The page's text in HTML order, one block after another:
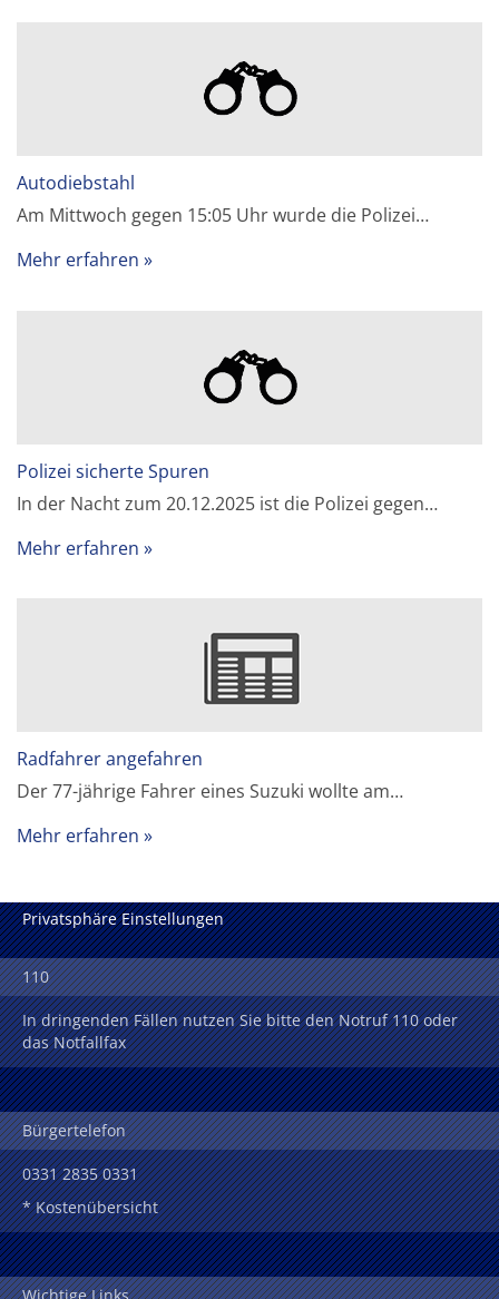
Autodiebstahl
Am Mittwoch gegen 15:05 Uhr wurde die Polizei…
Mehr erfahren
Polizei sicherte Spuren
In der Nacht zum 20.12.2025 ist die Polizei gegen…
Mehr erfahren
Radfahrer angefahren
Der 77-jährige Fahrer eines Suzuki wollte am…
Mehr erfahren
Privatsphäre Einstellungen
110
In dringenden Fällen nutzen Sie bitte den Notruf 110 oder
das Notfallfax
Bürgertelefon
0331 2835 0331
* Kostenübersicht